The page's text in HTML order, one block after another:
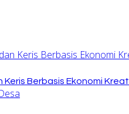
Keris Berbasis Ekonomi